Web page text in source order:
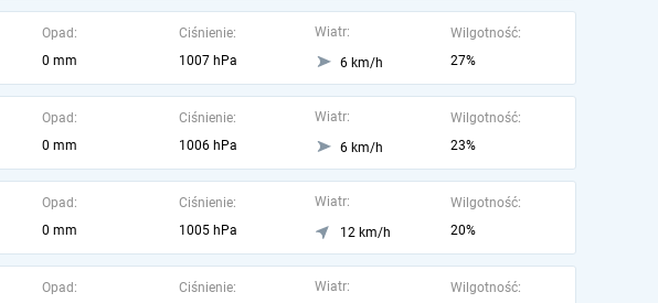
Opad:
0 mm
Ciśnienie:
1007 hPa
Wiatr:
6 km/h
Wilgotność:
27%
Opad:
0 mm
Ciśnienie:
1006 hPa
Wiatr:
6 km/h
Wilgotność:
23%
Opad:
0 mm
Ciśnienie:
1005 hPa
Wiatr:
12 km/h
Wilgotność:
20%
Opad:
Ciśnienie:
Wiatr:
Wilgotność: